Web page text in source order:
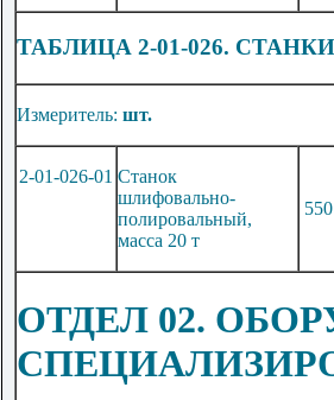
ТАБЛИЦА 2-01-026.
Измеритель: шт.
2-01-026-01 Станок
шлифовально-
полировальный,
масса 20 т
ОТДЕЛ 02.